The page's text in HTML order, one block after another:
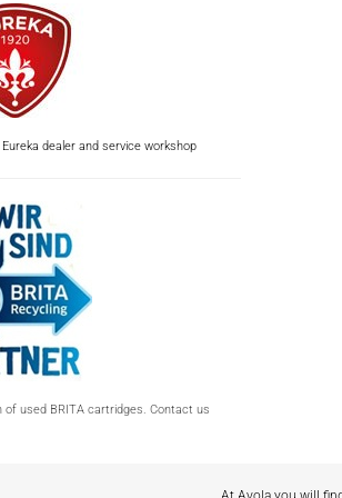
dealer and service workshop
of used BRITA cartridges. Contact us